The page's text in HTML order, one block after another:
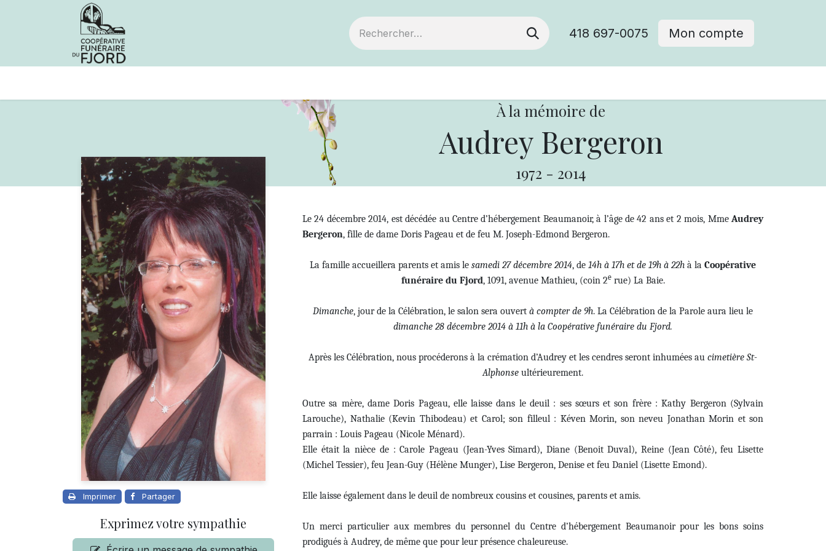
418 697-0075 Mon compte
À la mémoire de
Audrey Bergeron
1972 - 2014
Imprimer Partager
Exprimez votre sympathie
Le 24 décembre 2014, est décédée au Centre d’hébergement Beaumanoir, à l’âge de 42 ans et 2 mois, Mme Audrey
Bergeron, fille de dame Doris Pageau et de feu M. Joseph-Edmond Bergeron.
La famille accueillera parents et amis le samedi 27 décembre 2014, de 14h à 17h et de 19h à 22h à la Coopérative
funéraire du Fjord, 1091, avenue Mathieu, (coin 2erue) La Baie.
Dimanche, jour de la Célébration, le salon sera ouvert à compter de 9h. La Célébration de la Parole aura lieu le
dimanche 28 décembre 2014 à 11h à la Coopérative funéraire du Fjord.
Après les Célébration, nous procéderons à la crémation d’Audrey et les cendres seront inhumées au cimetière St-
Alphonse ultérieurement.
Outre sa mère, dame Doris Pageau, elle laisse dans le deuil : ses sœurs et son frère : Kathy Bergeron (Sylvain
Larouche), Nathalie (Kevin Thibodeau) et Carol; son filleul : Kéven Morin, son neveu Jonathan Morin et son
parrain : Louis Pageau (Nicole Ménard).
Elle était la nièce de : Carole Pageau (Jean-Yves Simard), Diane (Benoit Duval), Reine (Jean Côté), feu Lisette
(Michel Tessier), feu Jean-Guy (Hélène Munger), Lise Bergeron, Denise et feu Daniel (Lisette Emond).
Elle laisse également dans le deuil de nombreux cousins et cousines, parents et amis.
Un merci particulier aux membres du personnel du Centre d’hébergement Beaumanoir pour les bons soins
prodigués à Audrey, de même que pour leur présence chaleureuse.